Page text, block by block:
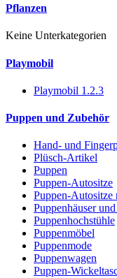
Pflanzen
Keine Unterkategorien
Playmobil
Playmobil 1.2.3
Puppen und Zubehör
Hand- und
Plüsch-Artikel
Puppen
Puppen-Autositze
Puppen-Autositze
Puppenhäuser
Puppenhochstühle
Puppenmöbel
Puppenmode
Puppenwagen
Puppen-